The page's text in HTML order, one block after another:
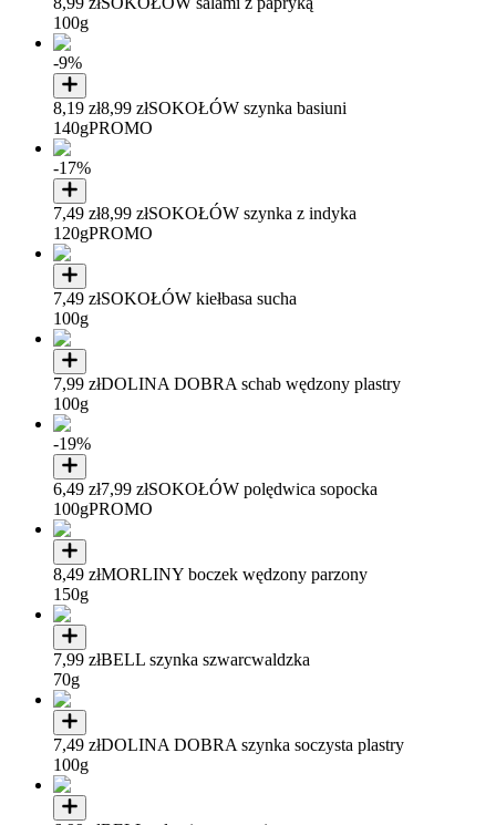
100g
-9%
8,19 zł8,99 złSOKOŁÓW szynka basiuni
140gPROMO
-17%
7,49 zł8,99 złSOKOŁÓW szynka z indyka
120gPROMO
7,49 złSOKOŁÓW kiełbasa sucha
100g
7,99 złDOLINA DOBRA schab wędzony plastry
100g
-19%
6,49 zł7,99 złSOKOŁÓW polędwica sopocka
100gPROMO
8,49 złMORLINY boczek wędzony parzony
150g
7,99 złBELL szynka szwarcwaldzka
70g
7,49 złDOLINA DOBRA szynka soczysta plastry
100g